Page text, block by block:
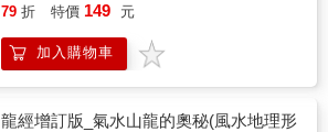
通、三界內外、唯道獨尊、體有金光、覆映吾
生、受持萬遍、身有光明、三界侍衛、五帝司
迎、萬神朝禮、役使雷霆、鬼妖喪膽、精怪亡
形、內有霹靂、雷神隱名、洞慧交徹、五氣騰
騰、金光速現、覆護真人、急急如玉皇大帝律
令敕。四、淨口神咒丹朱口神、吐穢除氛、舌
以來，已獲廣大讀者熱烈好評，內容包羅萬
象，精彩實用。(本書五行行運預言年年一樣都
有準確詳述)2026年精采內容包括：馬年行運我
行各業賺錢運勢分析◎求正財招偏財迎財神秘
79 折 特價 149 元
加入購物車
龍經增訂版_氣水山龍的奧秘(風水地理形